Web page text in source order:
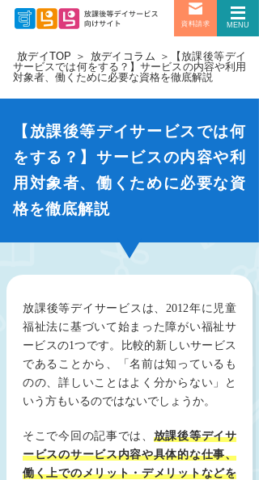
資料請求 MENU
放デイTOP ＞ 放デイコラム ＞
【放課後等デイ
サービスでは何をする？】サービスの内容や利用
対象者、働くために必要な資格を徹底解説
【放課後等デイサービスでは何
をする？】サービスの内容や利
用対象者、働くために必要な資
格を徹底解説
放課後等デイサービスは、2012年に児童
福祉法に基づいて始まった障がい福祉サ
ービスの1つです。比較的新しいサービス
であることから、「名前は知っているも
のの、詳しいことはよく分からない」と
いう方もいるのではないでしょうか。
そこで今回の記事では、 放課後等デイサ
ービスのサービス内容や具体的な仕事、
働く上でのメリット・デメリットなどを